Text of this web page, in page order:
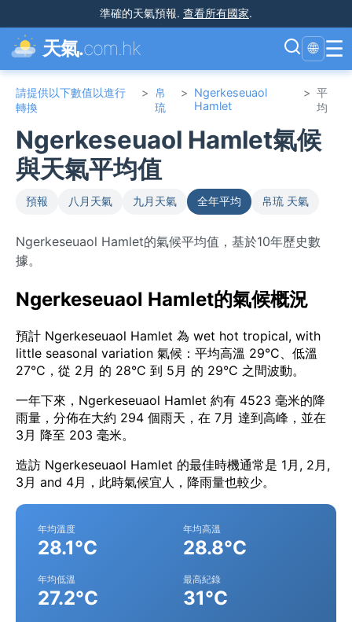
準確的天氣預報. 查看所有國家.
天氣.com.hk 🌐 ☰
請提供以下數值以進行
轉換
>
帛
琉
> Ngerkeseuaol
Hamlet
> 平
均
Ngerkeseuaol Hamlet氣候
與天氣平均值
預報 八月天氣 九月天氣 全年平均 帛琉 天氣
Ngerkeseuaol Hamlet的氣候平均值，基於10年歷史數
據。
Ngerkeseuaol Hamlet的氣候概況
預計 Ngerkeseuaol Hamlet 為 wet hot tropical, with
little seasonal variation 氣候：平均高溫 29°C、低溫
27°C，從 2月 的 28°C 到 5月 的 29°C 之間波動。
一年下來，Ngerkeseuaol Hamlet 約有 4523 毫米的降
雨量，分佈在大約 294 個雨天，在 7月 達到高峰，並在
3月 降至 203 毫米。
造訪 Ngerkeseuaol Hamlet 的最佳時機通常是 1月, 2月,
3月 and 4月，此時氣候宜人，降雨量也較少。
年均溫度
28.1°C
年均高溫
28.8°C
年均低溫
27.2°C
最高紀錄
31°C